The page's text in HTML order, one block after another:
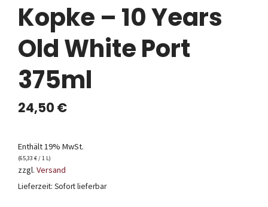
Kopke – 10 Years
Old White Port
375ml
24,50 €
Enthält 19% MwSt.
(65,33 € / 1 L)
zzgl. Versand
Lieferzeit: Sofort lieferbar